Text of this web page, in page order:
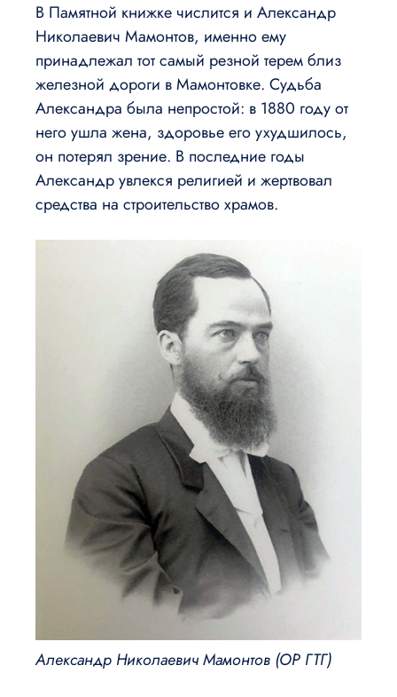
В Памятной книжке числится и Александр
Николаевич Мамонтов, именно ему
принадлежал тот самый резной терем близ
железной дороги в Мамонтовке. Судьба
Александра была непростой: в 1880 году от
него ушла жена, здоровье его ухудшилось,
он потерял зрение. В последние годы
Александр увлекся религией и жертвовал
средства на строительство храмов.
Александр Николаевич Мамонтов (ОР ГТГ)